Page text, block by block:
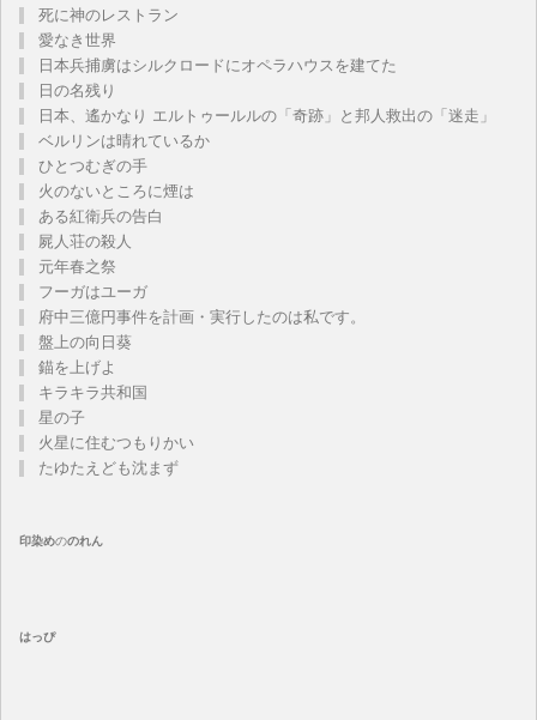
死に神のレストラン
愛なき世界
日本兵捕虜はシルクロードにオペラハウスを建てた
日の名残り
日本、遙かなり エルトゥールルの「奇跡」と邦人救出の「迷走」
ベルリンは晴れているか
ひとつむぎの手
火のないところに煙は
ある紅衛兵の告白
屍人荘の殺人
元年春之祭
フーガはユーガ
府中三億円事件を計画・実行したのは私です。
盤上の向日葵
錨を上げよ
キラキラ共和国
星の子
火星に住むつもりかい
たゆたえども沈まず
印染めののれん
はっぴ